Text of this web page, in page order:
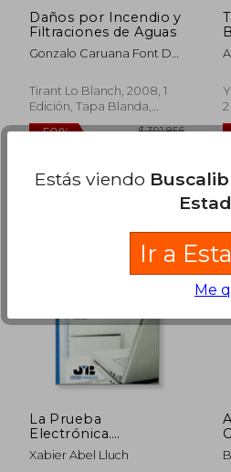
50%
dcto.
$ 160.323
$ 80.161
Daños por Incendio y
Filtraciones de Aguas
Gonzalo Caruana Font De
Martorell Zulueta
Tirant Lo Blanch, 2008, 1
Edición, Tapa Blanda,
Usado
La Prueba
Electrónica.
(Colección de
Formación Continua
Xabier Abel Lluch
Estás viendo
Ir a
Me